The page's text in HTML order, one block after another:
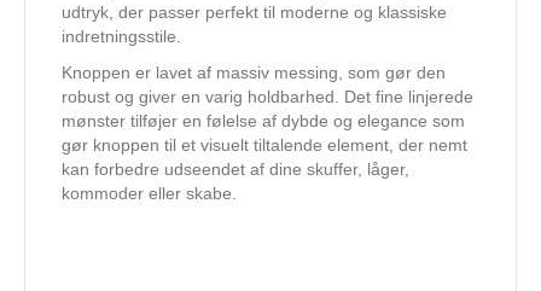
udtryk, der passer perfekt til moderne og klassiske
indretningsstile.
Knoppen er lavet af massiv messing, som gør den
robust og giver en varig holdbarhed. Det fine linjerede
mønster tilføjer en følelse af dybde og elegance som
gør knoppen til et visuelt tiltalende element, der nemt
kan forbedre udseendet af dine skuffer, låger,
kommoder eller skabe.